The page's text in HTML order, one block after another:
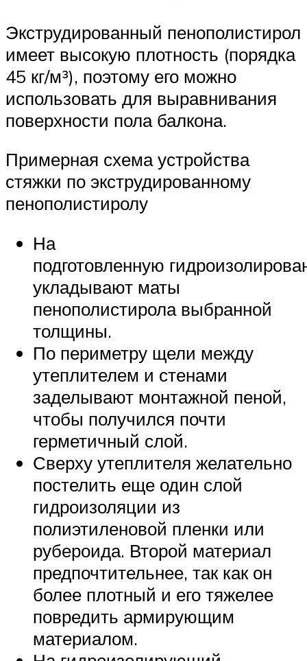
Экструдированный пенополистирол
имеет высокую плотность (порядка
45 кг/м³), поэтому его можно
использовать для выравнивания
поверхности пола балкона.
Примерная схема устройства
стяжки по экструдированному
пенополистиролу
На
подготовленную
укладывают маты
пенополистирола выбранной
толщины.
По периметру щели между
утеплителем и стенами
заделывают монтажной пеной,
чтобы получился почти
герметичный слой.
Сверху утеплителя желательно
постелить еще один слой
гидроизоляции из
полиэтиленовой пленки или
рубероида. Второй материал
предпочтительнее, так как он
более плотный и его тяжелее
повредить армирующим
материалом.